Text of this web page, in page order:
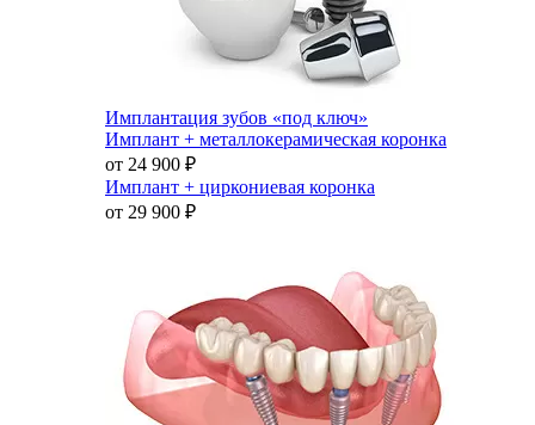
Имплантация зубов «под ключ»
Имплант + металлокерамическая коронка
от 24 900 ₽
Имплант + циркониевая коронка
от 29 900 ₽